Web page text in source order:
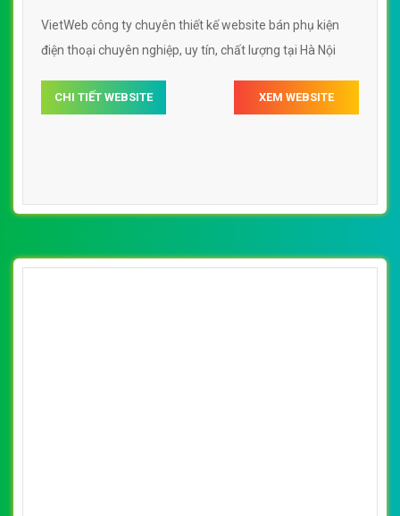
VietWeb công ty chuyên thiết kế website bán phụ kiện
điện thoại chuyên nghiệp, uy tín, chất lượng tại Hà Nội
CHI TIẾT WEBSITE XEM WEBSITE